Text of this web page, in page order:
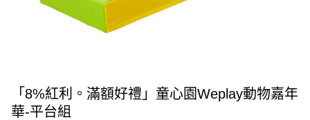
「8%紅利。滿額好禮」童心園Weplay動物嘉年
華-平台組